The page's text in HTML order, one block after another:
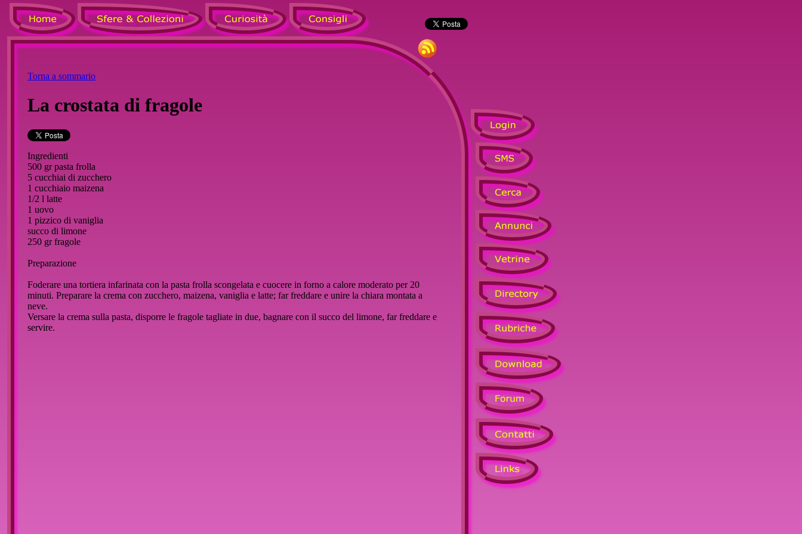
Torna a sommario
La crostata di fragole
Ingredienti
500 gr pasta frolla
5 cucchiai di zucchero
1 cucchiaio maizena
1/2 l latte
1 uovo
1 pizzico di vaniglia
succo di limone
250 gr fragole
Preparazione
Foderare una tortiera infarinata con la pasta frolla scongelata e cuocere in forno a calore moderato per 20
minuti. Preparare la crema con zucchero, maizena, vaniglia e latte; far freddare e unire la chiara montata a
neve.
Versare la crema sulla pasta, disporre le fragole tagliate in due, bagnare con il succo del limone, far freddare e
servire.